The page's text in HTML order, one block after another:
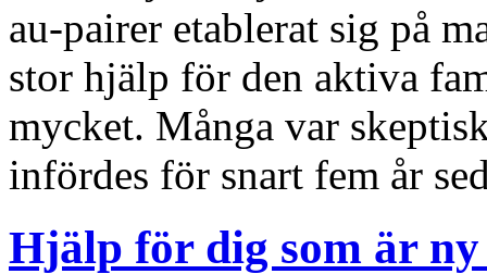
au-pairer etablerat sig på
stor hjälp för den aktiva
mycket. Många var
infördes för snart fem år
Hjälp för dig som är ny